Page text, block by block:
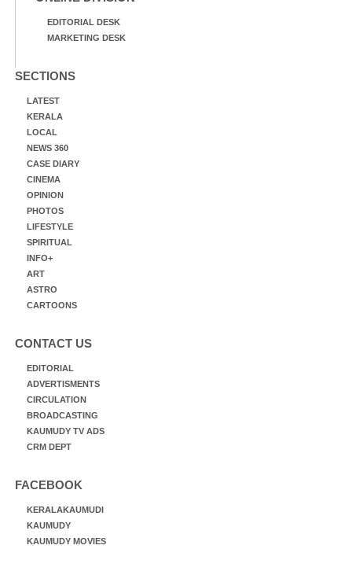
EDITORIAL DESK
MARKETING DESK
SECTIONS
LATEST
KERALA
LOCAL
NEWS 360
CASE DIARY
CINEMA
OPINION
PHOTOS
LIFESTYLE
SPIRITUAL
INFO+
ART
ASTRO
CARTOONS
CONTACT US
EDITORIAL
ADVERTISMENTS
CIRCULATION
BROADCASTING
KAUMUDY TV ADS
CRM DEPT
FACEBOOK
KERALAKAUMUDI
KAUMUDY
KAUMUDY MOVIES